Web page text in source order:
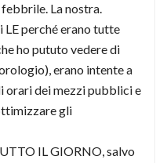
La nostra.
LE perché erano tutte
ho pututo vedere di
erano intente a
orari dei mezzi pubblici e
gli
IL GIORNO, salvo